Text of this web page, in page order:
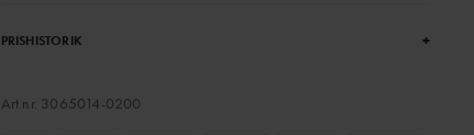
PRISHISTORIK +
Art.nr. 3065014-0200